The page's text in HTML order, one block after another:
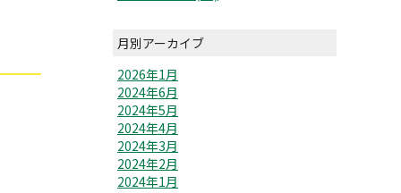
月別アーカイブ
2026年1月
2024年6月
2024年5月
2024年4月
2024年3月
2024年2月
2024年1月